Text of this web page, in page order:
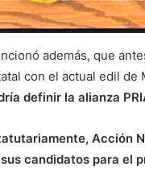
además, que
con el actual edil de
definir la alianza
Acción
candidatos para el